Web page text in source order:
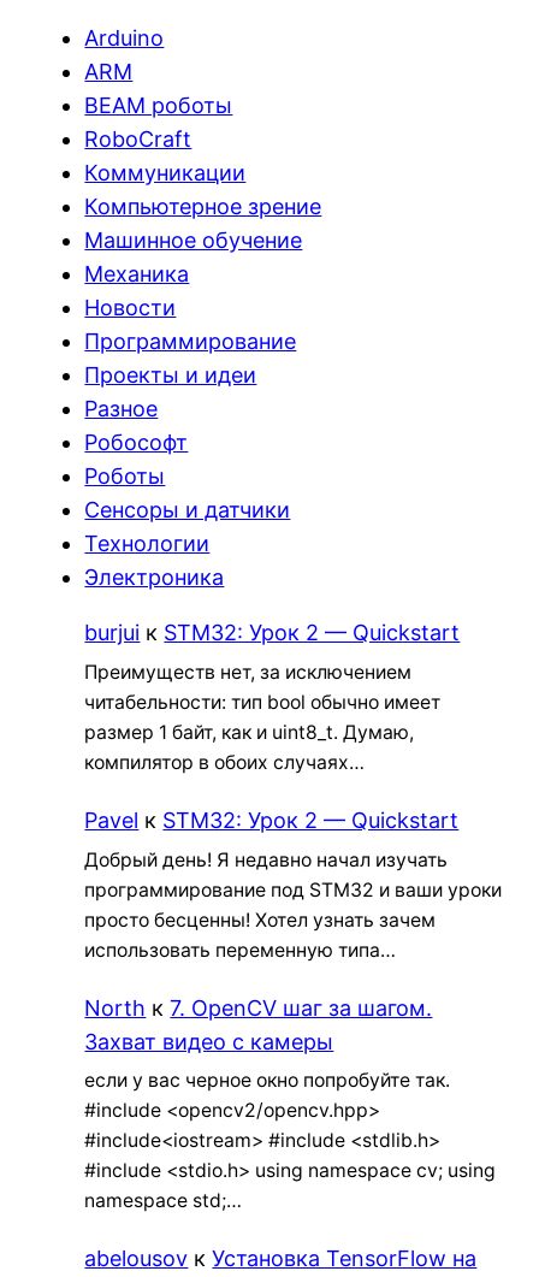
Arduino
ARM
BEAM роботы
RoboCraft
Коммуникации
Компьютерное зрение
Машинное обучение
Механика
Новости
Программирование
Проекты и идеи
Разное
Робософт
Роботы
Сенсоры и датчики
Технологии
Электроника
burjui к STM32: Урок 2 — Quickstart
Преимуществ нет, за исключением
читабельности: тип bool обычно имеет
размер 1 байт, как и uint8_t. Думаю,
компилятор в обоих случаях…
Pavel к STM32: Урок 2 — Quickstart
Добрый день! Я недавно начал изучать
программирование под STM32 и ваши уроки
просто бесценны! Хотел узнать зачем
использовать переменную типа…
North к7. OpenCV шаг за шагом.
Захват видео с камеры
если у вас черное окно попробуйте так.
#include <opencv2/opencv.hpp>
#include<iostream> #include <stdlib.h>
#include <stdio.h> using namespace cv; using
namespace std;…
abelousov кУстановка TensorFlow на